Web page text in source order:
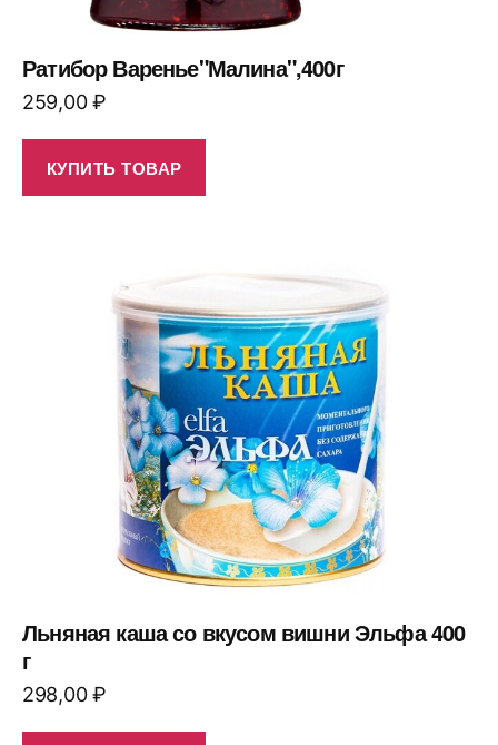
Ратибор Варенье"Малина",400г
259,00₽
КУПИТЬ ТОВАР
Льняная каша со вкусом вишни Эльфа 400
г
298,00₽